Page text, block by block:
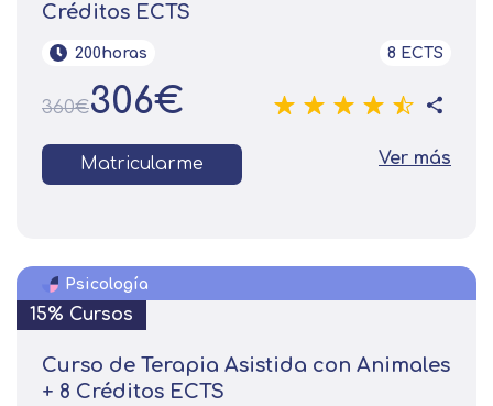
Créditos ECTS
200horas 8 ECTS
360€306€
Matricularme Ver más
Psicología
15% Cursos
Curso de Terapia Asistida con Animales
+ 8 Créditos ECTS